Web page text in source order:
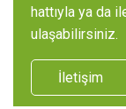
hattıyla ya da
ulaşabilirsiniz.
İletişim